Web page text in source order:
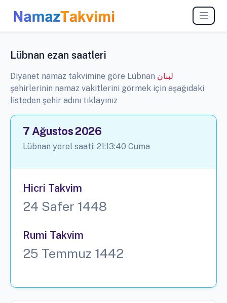
Lübnan ezan saatleri
Diyanet namaz takvimine göre Lübnan لبنان
şehirlerinin namaz vakitlerini görmek için aşağıdaki
listeden şehir adını tıklayınız
7 Ağustos 2026
Lübnan yerel saati: 21:13:41Cuma
Hicri Takvim
24 Safer 1448
Rumi Takvim
25 Temmuz 1442